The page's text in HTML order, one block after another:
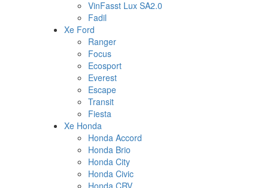
VinFasst Lux SA2.0
Fadil
Xe Ford
Ranger
Focus
Ecosport
Everest
Escape
Transit
Fiesta
Xe Honda
Honda Accord
Honda Brio
Honda City
Honda Civic
Honda CRV